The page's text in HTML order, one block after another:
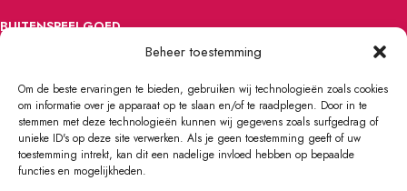
Beheer toestemming
Om de beste ervaringen te bieden, gebruiken wij technologieën zoals cookies
om informatie over je apparaat op te slaan en/of te raadplegen. Door in te
stemmen met deze technologieën kunnen wij gegevens zoals surfgedrag of
unieke ID's op deze site verwerken. Als je geen toestemming geeft of uw
toestemming intrekt, kan dit een nadelige invloed hebben op bepaalde
functies en mogelijkheden.
BUITENSPEELGOED
Vliegers en Kites
Speeltoestellen en trampolines
Rijdend speelgoed
Schommels